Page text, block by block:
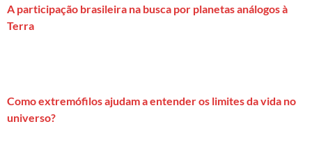
A participação brasileira na busca por planetas análogos à
Terra
Como extremófilos ajudam a entender os limites da vida no
universo?